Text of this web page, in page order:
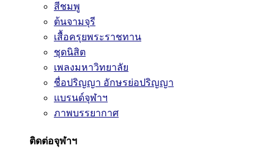
สีชมพู
ต้นจามจุรี
เสื้อครุยพระราชทาน
ชุดนิสิต
เพลงมหาวิทยาลัย
ชื่อปริญญา อักษรย่อปริญญา
แบรนด์จุฬาฯ
ภาพบรรยากาศ
ติดต่อจุฬาฯ